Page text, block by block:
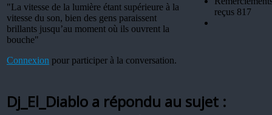
"La vitesse de la lumière étant supérieure à la
vitesse du son, bien des gens paraissent
brillants jusqu’au moment où ils ouvrent la
bouche"
Connexion pour participer à la conversation.
reçus 817
Dj_El_Diablo a répondu au sujet :